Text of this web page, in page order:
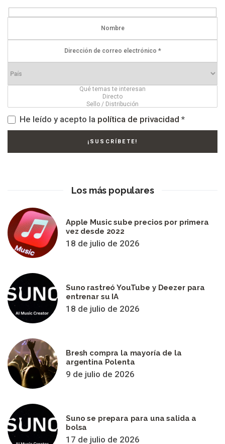
He leído y acepto la política de privacidad *
Los más populares
Apple Music sube precios por primera
vez desde 2022
18 de julio de 2026
Suno rastreó YouTube y Deezer para
entrenar su IA
18 de julio de 2026
Bresh compra la mayoría de la
argentina Polenta
9 de julio de 2026
Suno se prepara para una salida a
bolsa
17 de julio de 2026